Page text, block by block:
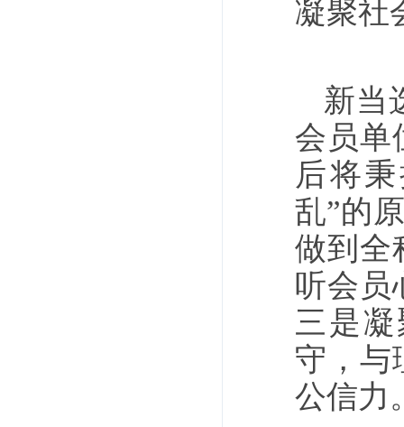
凝聚社
新当
会员单
后将
乱”的
做到全
听会员
三是
守，与
公信力